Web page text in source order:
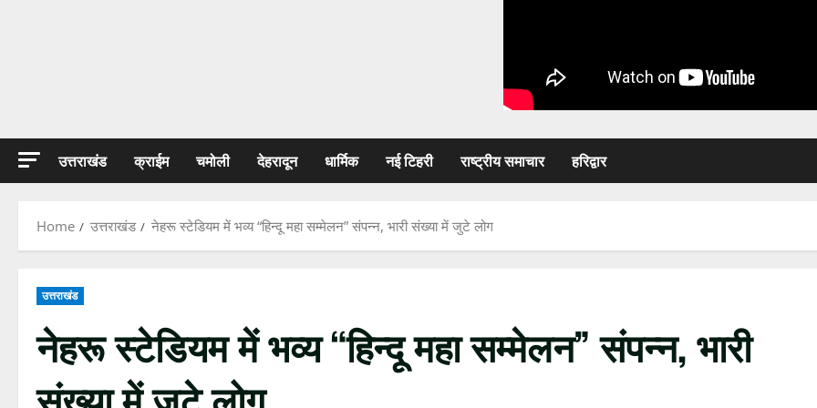
उत्तराखंड क्राईम चमोली देहरादून धार्मिक नई टिहरी राष्ट्रीय समाचार हरिद्वार
Home उत्तराखंड नेहरू स्टेडियम में भव्य “हिन्दू महा सम्मेलन” संपन्न, भारी संख्या में जुटे लोग
उत्तराखंड
नेहरू स्टेडियम में भव्य “हिन्दू महा सम्मेलन” संपन्न, भारी